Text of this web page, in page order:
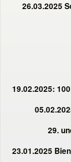
26.03.2025
19.02.2025:
29.
23.01.2025